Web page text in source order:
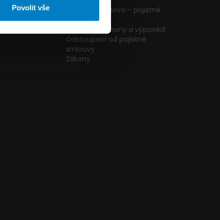
Povolit vše
Pojištění domova – pojistné
podmínky
Změna pojišťovny a výpověď
Odstoupení od pojistné
smlouvy
Zákony